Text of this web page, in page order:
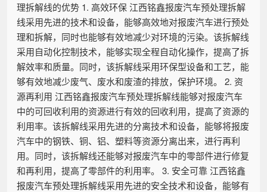
理拆解线的优势 1. 高效环保 江西铭鑫报废汽车预处理拆解
线采用先进的技术和设备，能够高效地对报废汽车进行预处
理和拆解，同时也能够有效地减少对环境的污染。该拆解线
采用自动化控制技术，能够实现全程自动化操作，提高了拆
解效率和质量。同时，该拆解线采用环保型设备和工艺，能
够有效地减少废气、废水和废渣的排放，保护环境。 2. 资
源再利用 江西铭鑫报废汽车预处理拆解线能够对报废汽车
中的可回收利用的资源进行有效的回收利用，提高了资源的
利用率。该拆解线采用先进的分离技术和设备，能够将报废
汽车中的钢铁、铜、铝、塑料等资源分离出来，进行再利
用。同时，该拆解线还能够对报废汽车中的零部件进行修复
和再利用，提高了零部件的利用率。 3. 安全可靠 江西铭鑫
报废汽车预处理拆解线采用先进的安全技术和设备，能够有